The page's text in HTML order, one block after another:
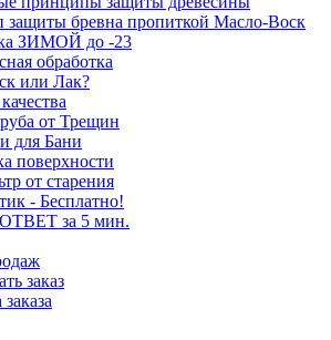
бревна пропиткой Масло-Воск
ЗИМОЙ до -23
обработка
или Лак?
от Трещин
для Бани
поверхности
от старения
- Бесплатно!
за 5 мин.
заказ